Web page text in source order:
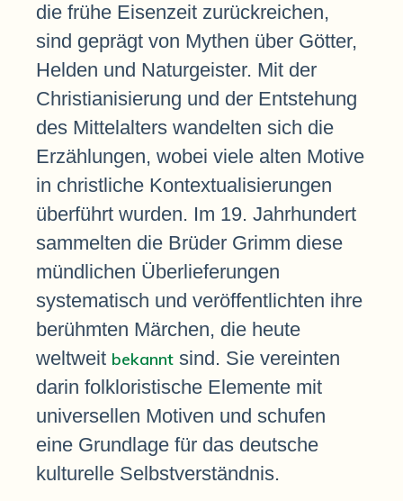
die frühe Eisenzeit zurückreichen,
sind geprägt von Mythen über Götter,
Helden und Naturgeister. Mit der
Christianisierung und der Entstehung
des Mittelalters wandelten sich die
Erzählungen, wobei viele alten Motive
in christliche Kontextualisierungen
überführt wurden. Im 19. Jahrhundert
sammelten die Brüder Grimm diese
mündlichen Überlieferungen
systematisch und veröffentlichten ihre
berühmten Märchen, die heute
weltweit bekannt sind. Sie vereinten
darin folkloristische Elemente mit
universellen Motiven und schufen
eine Grundlage für das deutsche
kulturelle Selbstverständnis.